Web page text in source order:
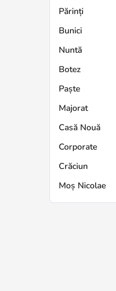
Părinți
Bunici
Nuntă
Botez
Paște
Majorat
Casă Nouă
Corporate
Crăciun
Moș Nicolae